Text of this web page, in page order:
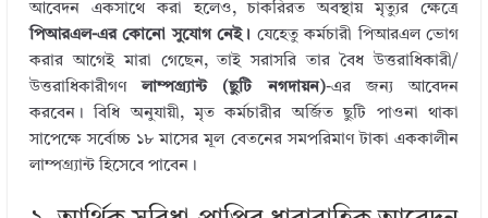
আবেদন একসাথে করা হলেও, চাকরিরত অবস্থায় মৃত্যুর ক্ষেত্রে
পিআরএল-এর কোনো সুযোগ নেই। যেহেতু কর্মচারী পিআরএল ভোগ
করার আগেই মারা গেছেন, তাই সরাসরি তার বৈধ উত্তরাধিকারী/
উত্তরাধিকারীগণলাম্পগ্র্যান্ট (ছুটি নগদায়ন)-এর জন্য আবেদন
করবেন। বিধি অনুযায়ী, মৃত কর্মচারীর অর্জিত ছুটি পাওনা থাকা
সাপেক্ষে সর্বোচ্চ ১৮ মাসের মূল বেতনের সমপরিমাণ টাকা এককালীন
লাম্পগ্র্যান্ট হিসেবে পাবেন।